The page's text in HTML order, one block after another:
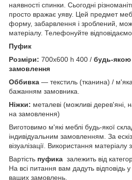
наявності спинки. Сьогодні
просто вражає уяву. Цей предмет
форму, забарвлення і зроблений,
матеріалу. Телефонуйте
Пуфик
Розміри: 700х600 h 400 / будь-
замовлення
Оббивка — текстиль (тканина) /
бажанням замовника.
Ніжки: металеві (можливі дерев'яні,
на замовлення)
Виготовимо м'які меблі будь-якої
індивідуальним замовленням. За
візуалізації. Використання
Вартість пуфика залежить від
На всі питання вам дадуть відповідь
ваших замовлень.